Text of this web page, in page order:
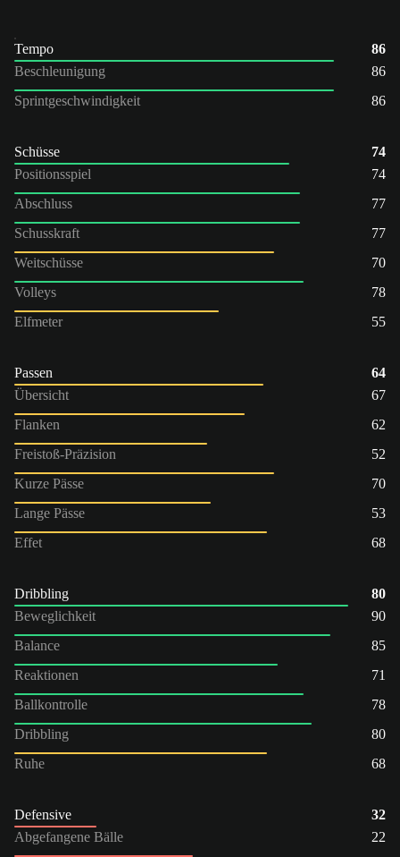
Tempo
86
Beschleunigung
86
Sprintgeschwindigkeit
86
Schüsse
74
Positionsspiel
74
Abschluss
77
Schusskraft
77
Weitschüsse
70
Volleys
78
Elfmeter
55
Passen
64
Übersicht
67
Flanken
62
Freistoß-Präzision
52
Kurze Pässe
70
Lange Pässe
53
Effet
68
Dribbling
80
Beweglichkeit
90
Balance
85
Reaktionen
71
Ballkontrolle
78
Dribbling
80
Ruhe
68
Defensive
32
Abgefangene Bälle
22